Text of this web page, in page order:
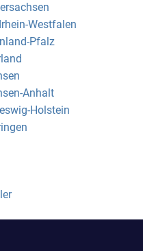
Westfalen
Pfalz
Anhalt
Holstein